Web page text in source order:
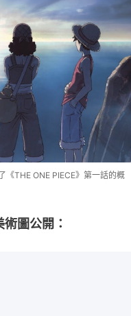
《THE ONE PIECE》第一話的概
圖公開：